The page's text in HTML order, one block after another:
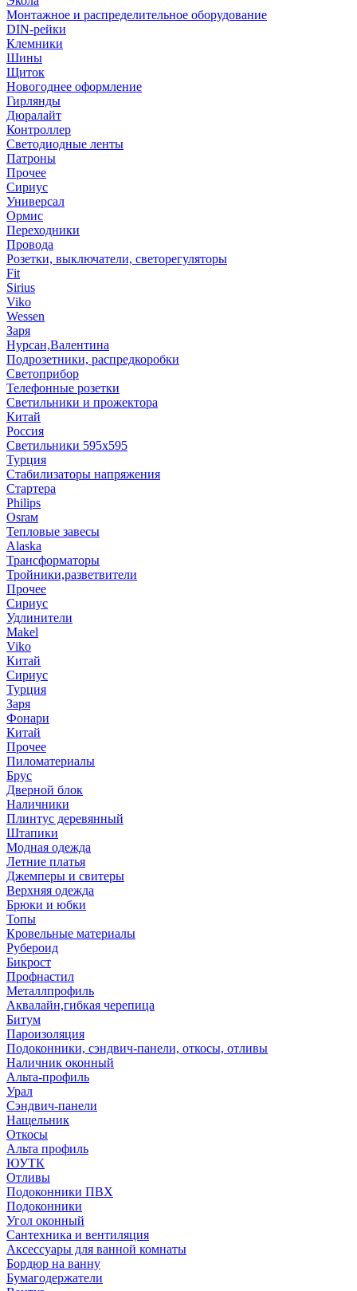
Монтажное и распределительное оборудование
DIN-рейки
Клемники
Шины
Щиток
Новогоднее оформление
Гирлянды
Дюралайт
Контроллер
Светодиодные ленты
Патроны
Прочее
Сириус
Универсал
Ормис
Переходники
Провода
Розетки, выключатели, светорегуляторы
Fit
Sirius
Viko
Wessen
Заря
Нурсан,Валентина
Подрозетники, распредкоробки
Светоприбор
Телефонные розетки
Светильники и прожектора
Китай
Россия
Светильники 595х595
Турция
Стабилизаторы напряжения
Стартера
Philips
Оsrам
Тепловые завесы
Alaska
Трансформаторы
Тройники,разветвители
Прочее
Сириус
Удлинители
Makel
Viko
Китай
Сириус
Турция
Заря
Фонари
Китай
Прочее
Пиломатериалы
Брус
Дверной блок
Наличники
Плинтус деревянный
Штапики
Модная одежда
Летние платья
Джемперы и свитеры
Верхняя одежда
Брюки и юбки
Топы
Кровельные материалы
Рубероид
Бикрост
Профнастил
Металлпрофиль
Аквалайн,гибкая черепица
Битум
Пароизоляция
Подоконники, сэндвич-панели, откосы, отливы
Наличник оконный
Альта-профиль
Урал
Сэндвич-панели
Нащельник
Откосы
Альта профиль
ЮУТК
Отливы
Подоконники ПВХ
Подоконники
Угол оконный
Сантехника и вентиляция
Аксессуары для ванной комнаты
Бордюр на ванну
Бумагодержатели